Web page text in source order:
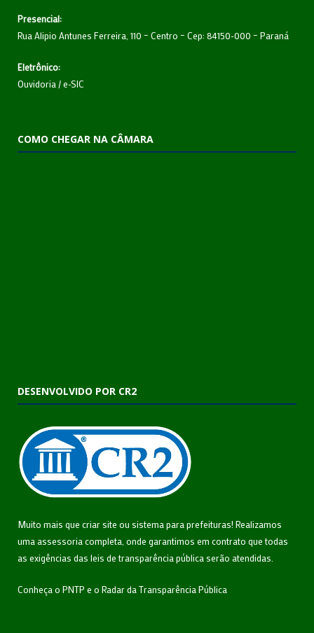
Presencial:
Rua Alipio Antunes Ferreira, 110 – Centro – Cep: 84150-000 – Paraná
Eletrônico:
Ouvidoria /e-SIC
COMO CHEGAR NA CÂMARA
DESENVOLVIDO POR CR2
Muito mais que criar site ou sistema para prefeituras! Realizamos
uma assessoria completa, onde garantimos em contrato que todas
as exigências das leis de transparência pública serão atendidas.
Conheça o PNTP e o Radar da Transparência Pública